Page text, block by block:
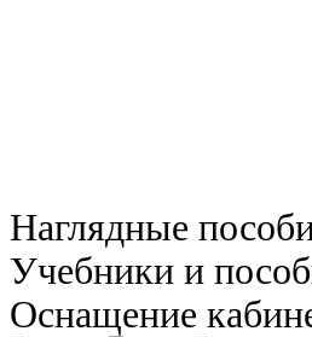
Наглядные
Учебники и
Оснащение